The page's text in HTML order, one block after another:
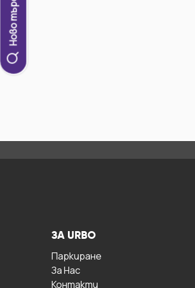
ЗА URBO
Паркиране
За Hас
Контакти